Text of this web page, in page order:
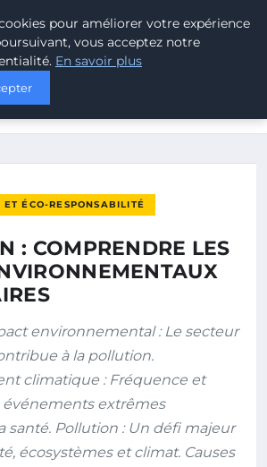
LES ENJEUX ENVIRONNEMENTAUX
ÉCO-RESPONSABILITÉ
: COMPRENDRE LES
environnemental : Le secteur
à la pollution.
climatique : Fréquence et
extrêmes
santé. Pollution : Un défi majeur
écosystèmes et climat. Causes
pour améliorer votre expérience
vous acceptez notre
En savoir plus